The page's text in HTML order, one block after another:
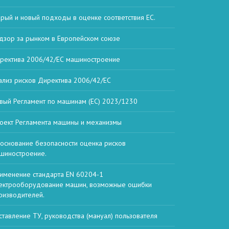
и новый подходы в оценке соответствия ЕС.
за рынком в Европейском союзе
2006/42/ЕС машиностроение
рисков Директива 2006/42/ЕС
Регламент по машинам (ЕС) 2023/1230
Регламента машины и механизмы
безопасности оценка рисков
стандарта EN 60204-1
машин, возможные ошибки
ТУ, руководства (мануал) пользователя